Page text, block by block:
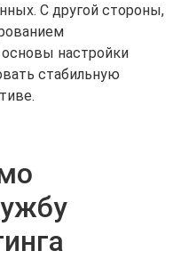
С другой стороны,
настройки
стабильную